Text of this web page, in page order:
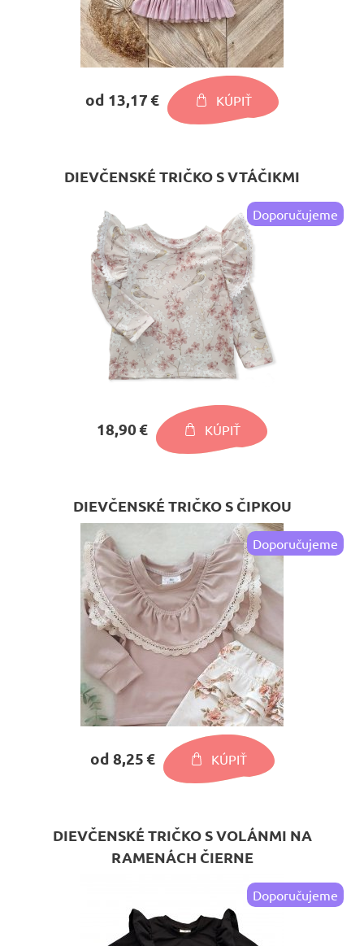
od 13,17 € KÚPIŤ
DIEVČENSKÉ TRIČKO S VTÁČIKMI
Doporučujeme
18,90 € KÚPIŤ
DIEVČENSKÉ TRIČKO S ČIPKOU
Doporučujeme
od 8,25 € KÚPIŤ
DIEVČENSKÉ TRIČKO S VOLÁNMI NA
RAMENÁCH ČIERNE
Doporučujeme